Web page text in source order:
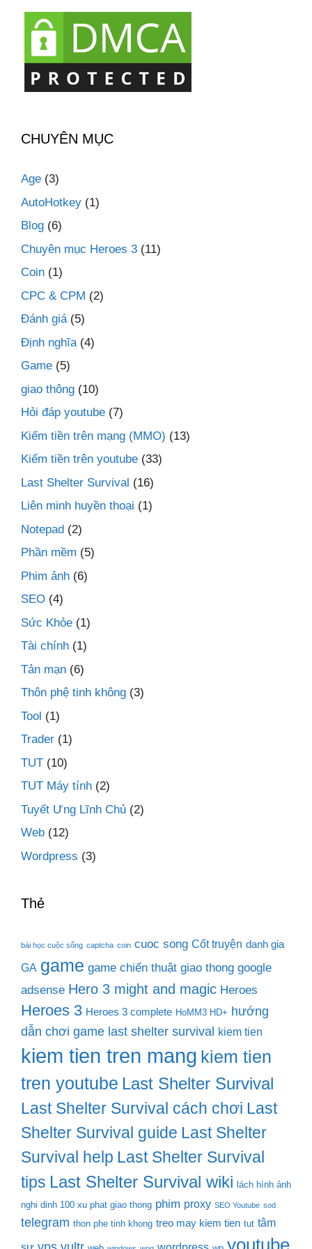
CHUYÊN MỤC
Age (3)
AutoHotkey (1)
Blog (6)
Chuyên mục Heroes 3 (11)
Coin (1)
CPC & CPM (2)
Đánh giá(5)
Định nghĩa (4)
Game (5)
giao thông (10)
Hỏi đáp youtube (7)
Kiếm tiền trên mạng (MMO) (13)
Kiếm tiền trên youtube (33)
Last Shelter Survival (16)
Liên minh huyền thoại (1)
Notepad (2)
Phần mềm (5)
Phim ảnh (6)
SEO (4)
Sức Khỏe (1)
Tài chính (1)
Tản mạn (6)
Thôn phệ tinh không (3)
Tool (1)
Trader (1)
TUT (10)
TUT Máy tính (2)
Tuyết Ưng Lĩnh Chủ (2)
Web (12)
Wordpress (3)
Thẻ
bài học cuộc sống captcha coin cuoc song Cốt truyện danh gia
GA game game chiến thuật giao thong google
adsense Hero 3 might and magic Heroes
Heroes 3 Heroes 3 complete HoMM3 HD+ hướng
dẫn chơi game last shelter survival kiem tien
kiem tien tren mang kiem tien
tren youtube Last Shelter Survival
Last Shelter Survival cách chơi Last
Shelter Survival guide Last Shelter
Survival help Last Shelter Survival
tips Last Shelter Survival wiki lách hình ảnh
nghi dinh 100 xu phat giao thong phim proxy SEO Youtube sod
telegram thon phe tinh khong treo may kiem tien tut tâm
youtube